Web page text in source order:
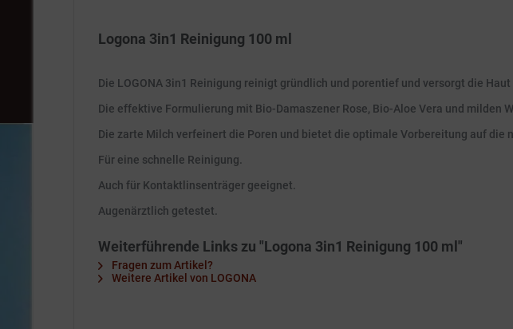
Logona 3in1 Reinigung 100 ml
Die LOGONA 3in1 Reinigung reinigt gründlich und porentief und versorgt die
Die effektive Formulierung mit Bio-Damaszener Rose, Bio-Aloe Vera und milden
Die zarte Milch verfeinert die Poren und bietet die optimale Vorbereitung auf die
Für eine schnelle Reinigung.
Auch für Kontaktlinsenträger geeignet.
Augenärztlich getestet.
Weiterführende Links zu "Logona 3in1 Reinigung 100 ml"
Fragen zum Artikel?
Weitere Artikel von LOGONA